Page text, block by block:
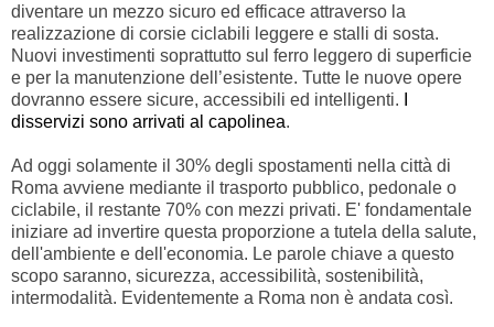
diventare un mezzo sicuro ed efficace attraverso la
realizzazione di corsie ciclabili leggere e stalli di sosta.
Nuovi investimenti soprattutto sul ferro leggero di superficie
e per la manutenzione dell’esistente. Tutte le nuove opere
dovranno essere sicure, accessibili ed intelligenti.
disservizi sono arrivati al capolinea.
Ad oggi solamente il 30% degli spostamenti nella città di
Roma avviene mediante il trasporto pubblico, pedonale o
ciclabile, il restante 70% con mezzi privati. E' fondamentale
iniziare ad invertire questa proporzione a tutela della salute,
dell'ambiente e dell'economia. Le parole chiave a questo
scopo saranno, sicurezza, accessibilità, sostenibilità,
intermodalità. Evidentemente a Roma non è andata così.